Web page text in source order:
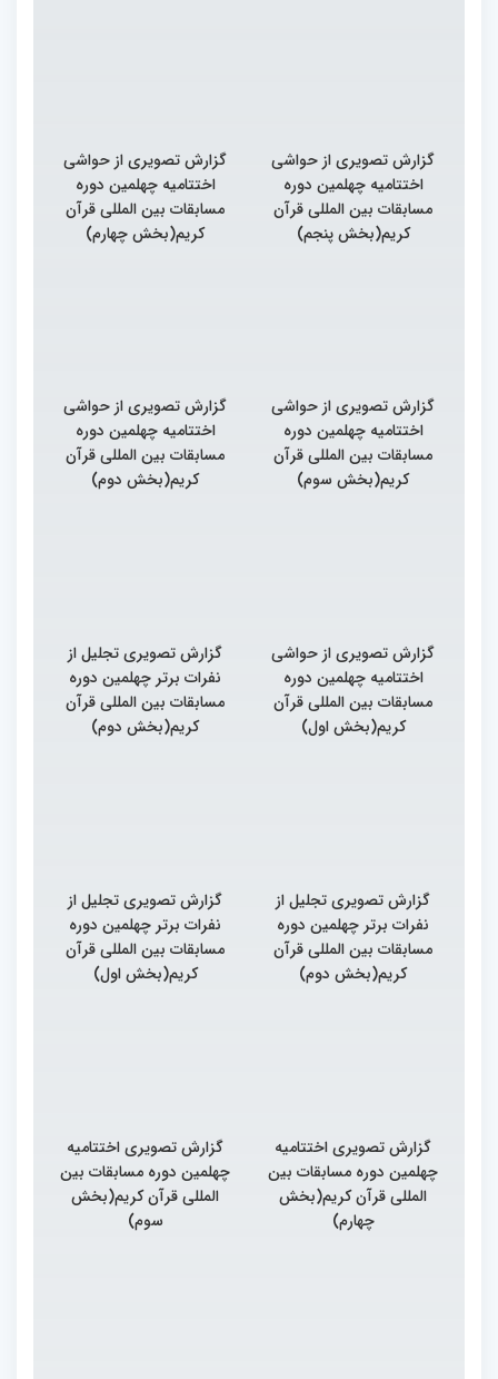
گزارش تصویری از حواشی
اختتامیه چهلمین دوره
مسابقات بین المللی قرآن
کریم(بخش پنجم)
گزارش تصویری از حواشی
اختتامیه چهلمین دوره
مسابقات بین المللی قرآن
کریم(بخش چهارم)
گزارش تصویری از حواشی
اختتامیه چهلمین دوره
مسابقات بین المللی قرآن
کریم(بخش سوم)
گزارش تصویری از حواشی
اختتامیه چهلمین دوره
مسابقات بین المللی قرآن
کریم(بخش دوم)
گزارش تصویری از حواشی
اختتامیه چهلمین دوره
مسابقات بین المللی قرآن
کریم(بخش اول)
گزارش تصویری تجلیل از
نفرات برتر چهلمین دوره
مسابقات بین المللی قرآن
کریم(بخش دوم)
گزارش تصویری تجلیل از
نفرات برتر چهلمین دوره
مسابقات بین المللی قرآن
کریم(بخش دوم)
گزارش تصویری تجلیل از
نفرات برتر چهلمین دوره
مسابقات بین المللی قرآن
کریم(بخش اول)
گزارش تصویری اختتامیه
چهلمین دوره مسابقات بین
المللی قرآن کریم(بخش
چهارم)
گزارش تصویری اختتامیه
چهلمین دوره مسابقات بین
المللی قرآن کریم(بخش
سوم)